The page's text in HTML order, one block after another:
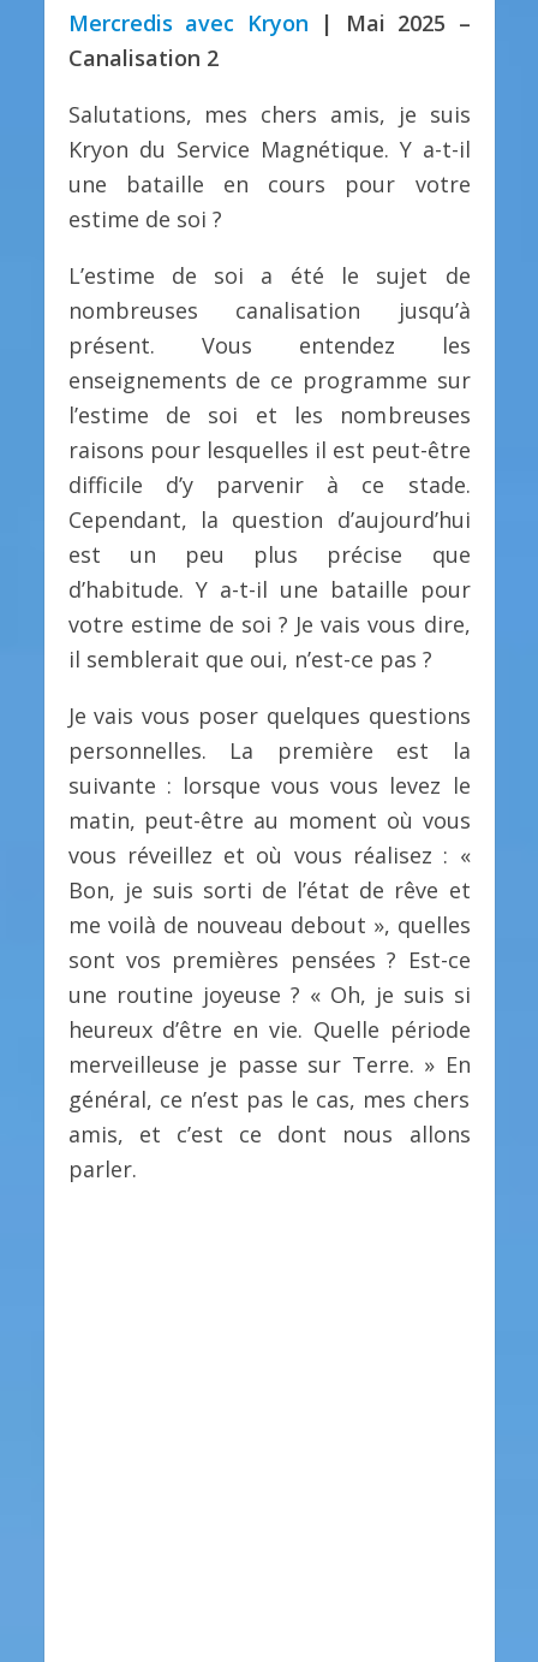
Mercredis avec Kryon | Mai 2025 –
Canalisation 2
Salutations, mes chers amis, je suis
Kryon du Service Magnétique. Y a-t-il
une bataille en cours pour votre
estime de soi ?
L’estime de soi a été le sujet de
nombreuses canalisation jusqu’à
présent. Vous entendez les
enseignements de ce programme sur
l’estime de soi et les nombreuses
raisons pour lesquelles il est peut-être
difficile d’y parvenir à ce stade.
Cependant, la question d’aujourd’hui
est un peu plus précise que
d’habitude. Y a-t-il une bataille pour
votre estime de soi ? Je vais vous dire,
il semblerait que oui, n’est-ce pas ?
Je vais vous poser quelques questions
personnelles. La première est la
suivante : lorsque vous vous levez le
matin, peut-être au moment où vous
vous réveillez et où vous réalisez : «
Bon, je suis sorti de l’état de rêve et
me voilà de nouveau debout », quelles
sont vos premières pensées ? Est-ce
une routine joyeuse ? « Oh, je suis si
heureux d’être en vie. Quelle période
merveilleuse je passe sur Terre. » En
général, ce n’est pas le cas, mes chers
amis, et c’est ce dont nous allons
parler.